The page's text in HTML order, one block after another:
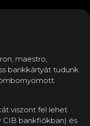
maestro,
bankkártyát tudunk
viszont fel lehet
bankfiókban) és